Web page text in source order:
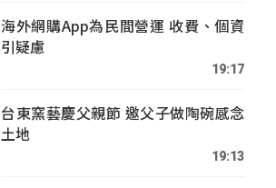
海外網購App為民間營運 收費、個資
引疑慮
19:17
台東窯藝慶父親節 邀父子做陶碗感念
土地
19:13